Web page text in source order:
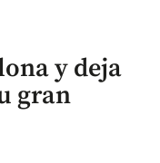
y deja
gran